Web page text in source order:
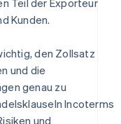
Kunden.
den Zollsatz
und die
genau zu
Incoterms
und